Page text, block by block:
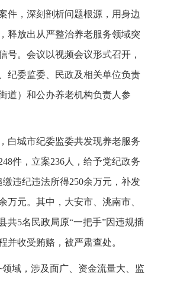
件，深刻剖析问题根源，用身边
释放出从严整治养老服务领域突
号。会议以视频会议形式召开，
纪委监委、民政及相关单位负责
道）和公办养老机构负责人参
白城市纪委监委共发现养老服务
件，立案236人，给予党纪政务
缴违纪违法所得250余万元，补发
万元。其中，大安市、洮南市、
共5名民政局原“一把手”因违规插
并收受贿赂，被严肃查处。
领域，涉及面广、资金流量大、监